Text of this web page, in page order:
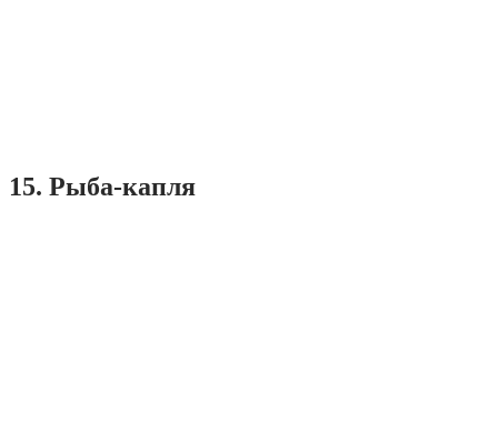
15. Рыба-капля